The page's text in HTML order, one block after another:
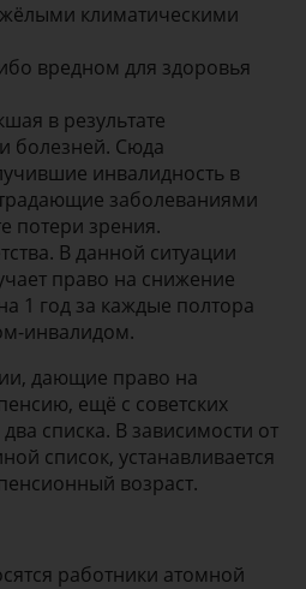
климатическими
вредном для здоровья
в результате
болезней. Сюда
инвалидность в
заболеваниями
потери зрения.
В данной ситуации
право на снижение
1 год за каждые полтора
инвалидом.
дающие право на
ещё с советских
списка. В зависимости от
список, устанавливается
возраст.
работники атомной